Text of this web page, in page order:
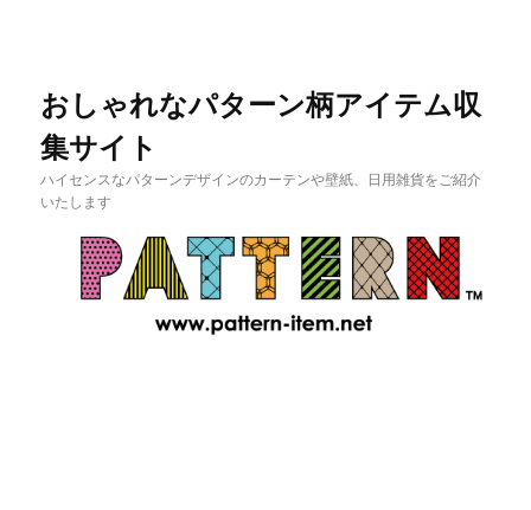
おしゃれなパターン柄アイテム収
集サイト
ハイセンスなパターンデザインのカーテンや壁紙、日用雑貨をご紹介
いたします